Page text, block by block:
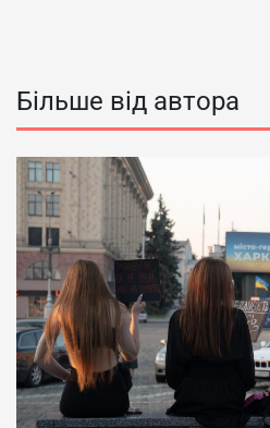
Більше від автора